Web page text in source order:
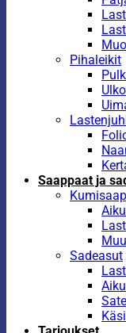
Pihaleikit
Saappaat ja
Sadeasut